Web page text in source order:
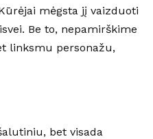
mėgsta jį vaizduoti
Be to, nepamirškime
linksmu personažu,
bet visada